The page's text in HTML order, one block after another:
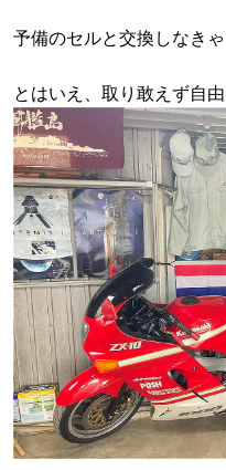
予備のセルと交換しなき
とはいえ、取り敢えず自